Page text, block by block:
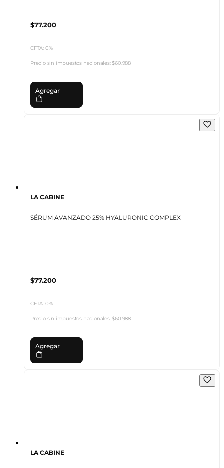
$77.200
CFTA: 0%
Precio sin impuestos nacionales:$60.988
Agregar
LA CABINE
SÉRUM AVANZADO 25% HYALURONIC COMPLEX
$77.200
CFTA: 0%
Precio sin impuestos nacionales:$60.988
Agregar
LA CABINE